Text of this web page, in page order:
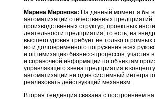
Марина Миронова: На данный момент я бы
автоматизации отечественных
производственных структур, проектных
деятельности предприятия, то есть, на
высшего уровня требует не только
но и долговременного погружения всех
и оптимизацию бизнесс-процессов, участия
и справочной информации по объектам
управляющего звена предприятия в
автоматизации ни один системный
реализовать действующий механизм.
Вторая тенденция связана с построением